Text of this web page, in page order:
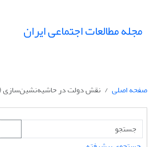
مجله مطالعات اجتماعی ایران
صفحه اصلی نقش دولت در حاشیه‌نشین‌سازی